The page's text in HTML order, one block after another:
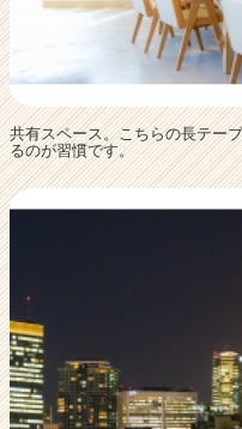
共有スペース。こちらの長テー
るのが習慣です。